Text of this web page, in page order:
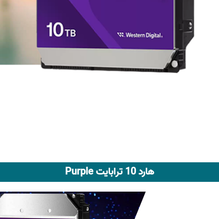
هارد 10 ترابایت Purple